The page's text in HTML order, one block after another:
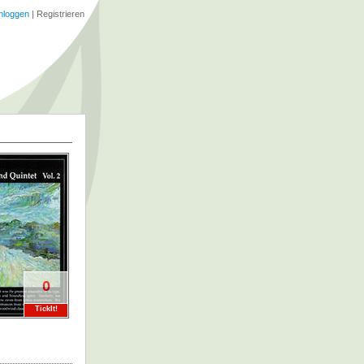
0
TickIt!
| Registrieren